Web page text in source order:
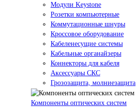
Модули Keystone
Розетки компьютерные
Коммутационные шнуры
Кроссовое оборудование
Кабеленесущие системы
Кабельные органайзеры
Коннекторы для кабеля
Аксессуары СКС
Грозозащита, молниезащита
Компоненты оптических систем